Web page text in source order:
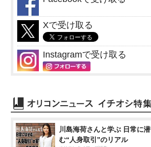
Xで受け取る
Instagramで受け取る
川島海荷さんと学ぶ 日常に潜
む“人身取引”のリアル